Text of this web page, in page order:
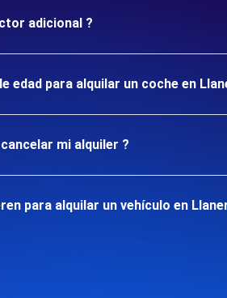
adicional ?
edad para alquilar un coche en
mi alquiler ?
para alquilar un vehículo en